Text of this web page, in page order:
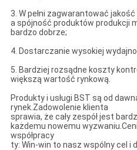
3. W pełni zagwarantować
a spójność produktów produkcji
bardzo dobrze;
4. Dostarczanie wysokiej
5. Bardziej rozsądne koszty
większą wartość rynkową.
Produkty i usługi BST są od
rynek.Zadowolenie klienta
sprawia, że ​​cały zespół jest
każdemu nowemu
współpracy
ty: Win-win to nasz wspólny cel i